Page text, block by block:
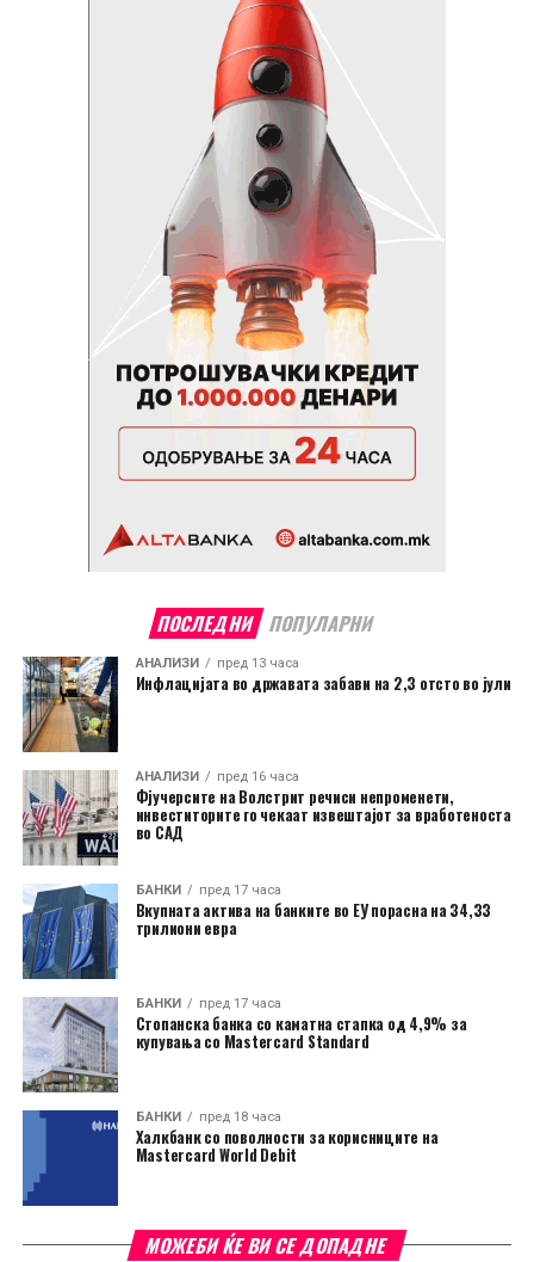
ПОСЛЕДНИ ПОПУЛАРНИ
АНАЛИЗИ пред 13 часа
Инфлацијата во државата забави на 2,3 отсто во јули
АНАЛИЗИ пред 16 часа
Фјучерсите на Волстрит речиси непроменети,
инвеститорите го чекаат извештајот за вработеноста
во САД
БАНКИ пред 17 часа
Вкупната актива на банките во ЕУ порасна на 34,33
трилиони евра
БАНКИ пред 17 часа
Стопанска банка со каматна стапка од 4,9% за
купувања со Mastercard Standard
БАНКИ пред 18 часа
Халкбанк со поволности за корисниците на
Mastercard World Debit
МОЖЕБИ ЌЕ ВИ СЕ ДОПАДНЕ